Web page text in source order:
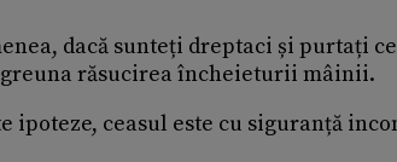
dacă sunteți dreptaci și purtați
răsucirea încheieturii mâinii.
ipoteze, ceasul este cu siguranță